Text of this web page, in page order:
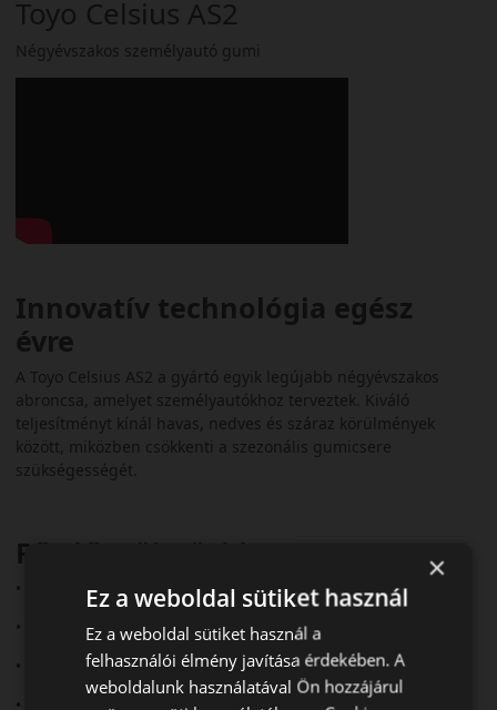
Toyo Celsius AS2
Négyévszakos személyautó gumi
Innovatív technológia egész
évre
A Toyo Celsius AS2 a gyártó egyik legújabb négyévszakos
abroncsa, amelyet személyautókhoz terveztek. Kiváló
teljesítményt kínál havas, nedves és száraz körülmények
között, miközben csökkenti a szezonális gumicsere
szükségességét.
Fő előnyök röviden:
• Aszimmetrikus futófelület
• 3PMSF és M+S minősítés
• Jó havas és nedves tapadás
• Halk futás (~70–71 dB)
×
Ez a weboldal sütiket használ
Ez a weboldal sütiket használ a
felhasználói élmény javítása érdekében. A
weboldalunk használatával Ön hozzájárul